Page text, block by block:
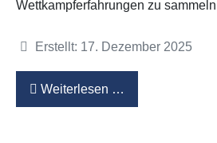
Wettkampferfahrungen zu
Details
Erstellt: 17. Dezember 2025
Weiterlesen …